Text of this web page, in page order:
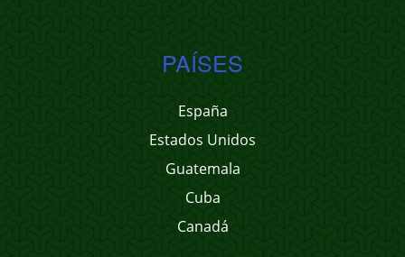
PAÍSES
España
Estados Unidos
Guatemala
Cuba
Canadá